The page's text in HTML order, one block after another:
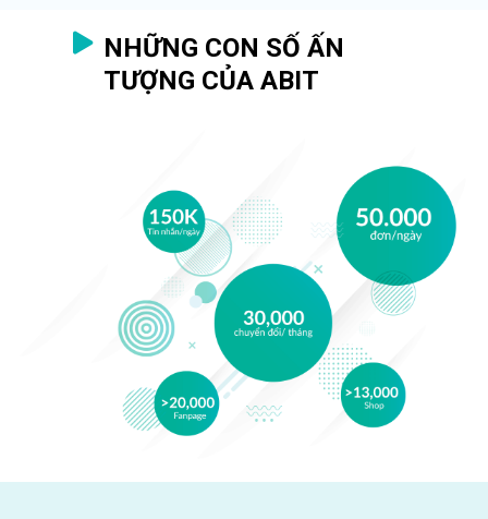
NHỮNG CON SỐ ẤN
TƯỢNG CỦA ABIT